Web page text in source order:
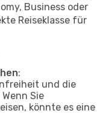
Business oder
Reiseklasse für
:
und die
Sie
könnte es eine